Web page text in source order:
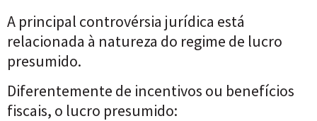
A principal controvérsia jurídica está
relacionada à natureza do regime de lucro
presumido.
Diferentemente de incentivos ou benefícios
fiscais, o lucro presumido: